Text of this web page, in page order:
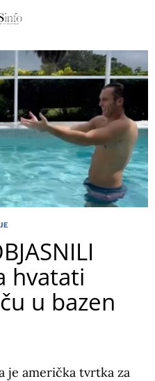
hvatati
u bazen
je američka tvrtka za